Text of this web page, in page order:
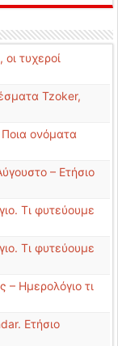
τυχεροί
Tzoker,
ονόματα
– Ετήσιο
Τι φυτεύουμε
Τι φυτεύουμε
Ημερολόγιο τι
Ετήσιο